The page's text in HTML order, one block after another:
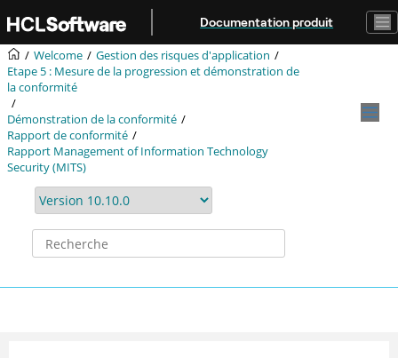
Aller au contenu principal
Documentation produit
Welcome
Gestion des risques d'application
Etape 5 : Mesure de la progression et démonstration de
la conformité
Démonstration de la conformité
Rapport de conformité
Rapport Management of Information Technology
Security (MITS)